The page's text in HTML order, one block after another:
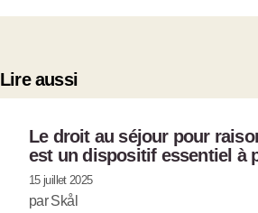
Lire aussi
Le droit au séjour pour
est un dispositif essentiel à
15 juillet 2025
par Skål